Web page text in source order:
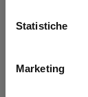
Statistiche
Marketing